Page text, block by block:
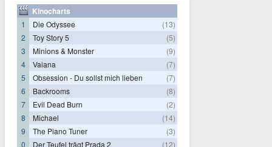
Kinocharts
1 Die Odyssee
(13)
2
Toy Story 5
(5)
3
Minions & Monster
(9)
4
Vaiana
(7)
5
Obsession - Du sollst mich lieben
(7)
6
Backrooms
(8)
7
Evil Dead Burn
(2)
8
Michael
(14)
9
The Piano Tuner
(3)
0
Der Teufel trägt Prada 2 (12)